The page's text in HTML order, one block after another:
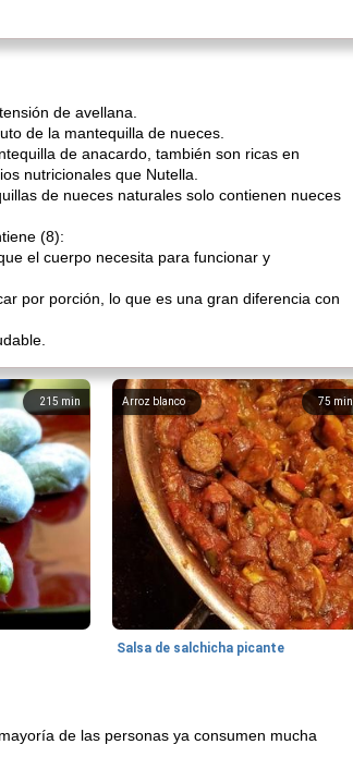
de avellana.
de la mantequilla de nueces.
de anacardo, también son ricas en
nutricionales que Nutella.
de nueces naturales solo contienen nueces
(8):
el cuerpo necesita para funcionar y
por porción, lo que es una gran diferencia con
215 min 75 min
Arroz blanco
Salsa de salchicha picante
de las personas ya consumen mucha